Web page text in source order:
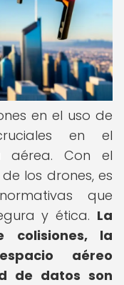
en el uso de
en el
aérea. Con el
los drones, es
que
y ética. La
colisiones, la
aéreo
de datos son